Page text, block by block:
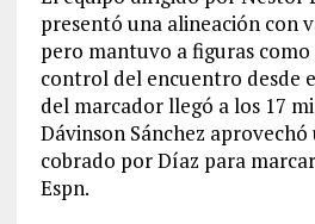
presentó una alineación con
pero mantuvo a figuras
control del encuentro desde
del marcador llegó a los 17
Dávinson Sánchez
cobrado por Díaz para
Espn.